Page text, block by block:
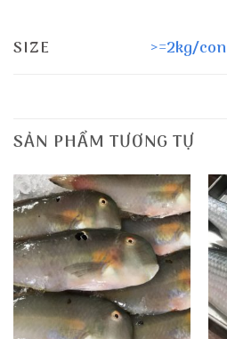
SIZE >=2kg/con
SẢN PHẨM TƯƠNG TỰ